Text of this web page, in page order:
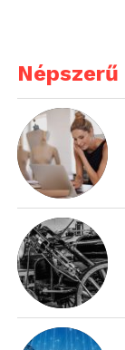
Népszerű